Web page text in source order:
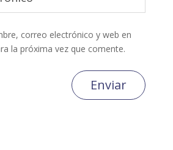
correo electrónico y web en
la próxima vez que comente.
Enviar